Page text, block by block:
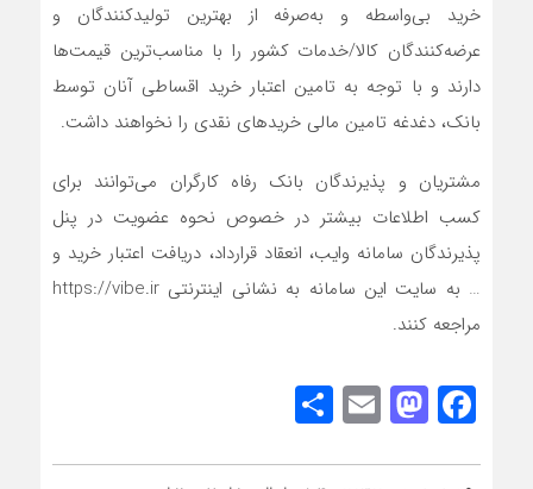
خرید بی‌واسطه و به‌صرفه از بهترین تولیدکنندگان و
عرضه‌کنندگان کالا/خدمات کشور را با مناسب‌ترین قیمت‌ها
دارند و با توجه به تامین اعتبار خرید اقساطی آنان توسط
بانک، دغدغه تامین مالی خرید‌های نقدی را نخواهند داشت.
مشتریان و پذیرندگان بانک رفاه کارگران می‌توانند برای
کسب اطلاعات بیشتر در خصوص نحوه عضویت در پنل
پذیرندگان سامانه وایب، انعقاد قرارداد، دریافت اعتبار خرید و
… به سایت این سامانه به نشانی اینترنتی https://vibe.ir
مراجعه کنند.
Facebook
Mastodon
Email